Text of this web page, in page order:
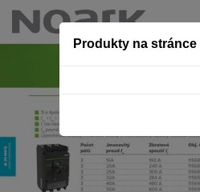
Produkty na stránce